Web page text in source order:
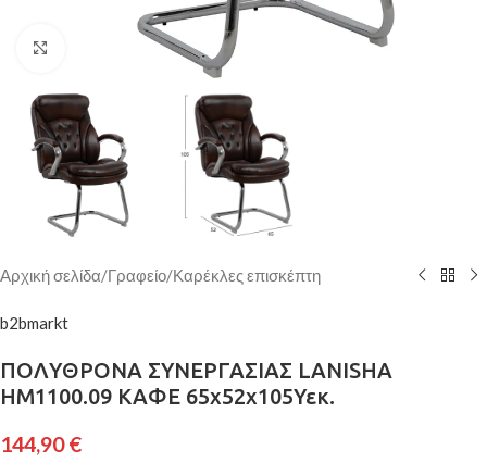
Κάντε κλικ για μεγέθυνση
Αρχική σελίδα/Γραφείο/Καρέκλες επισκέπτη
b2bmarkt
ΠΟΛΥΘΡΟΝΑ ΣΥΝΕΡΓΑΣΙΑΣ LANISHA
HM1100.09 ΚΑΦΕ 65x52x105Υεκ.
144,90€